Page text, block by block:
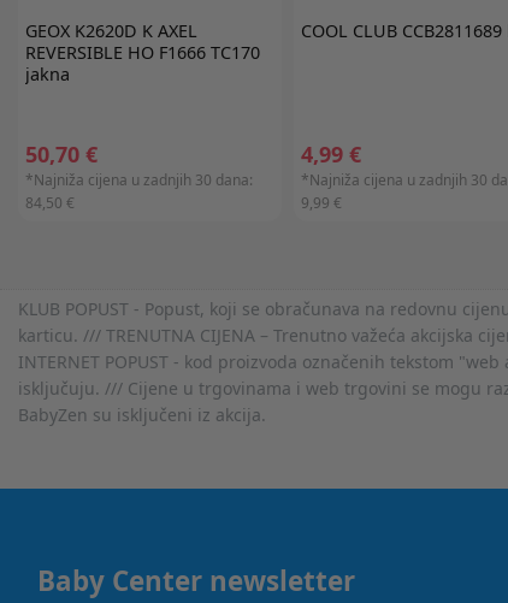
GEOXK2620D K AXEL
REVERSIBLE HO F1666 TC170
jakna
50,70 €
*Najniža cijena u zadnjih 30 dana:
84,50 €
COOL CLUBCCB2811689
4,99 €
*Najniža cijena u zadnjih 30
9,99 €
KLUB POPUST - Popust, koji se obračunava na redovnu
karticu. /// TRENUTNA CIJENA – Trenutno važeća akcijska
INTERNET POPUST - kod proizvoda označenih tekstom
isključuju. /// Cijene u trgovinama i web trgovini se mogu
BabyZen su isključeni iz akcija.
Baby Center newsletter